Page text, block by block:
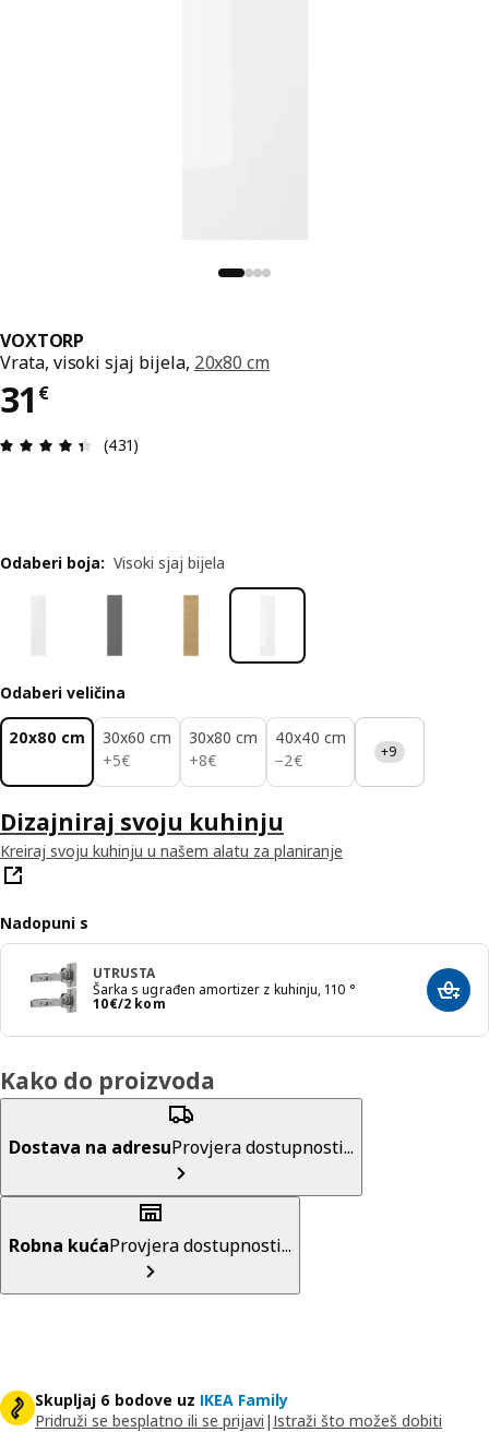
VOXTORP
Vrata, visoki sjaj bijela, 20x80 cm
31 €
Cijena 31€
Ocjena i recenzija: 4.4 od 5 zvjezdica. Ukupno
(431)
Odaberi boja: Visoki sjaj bijela
Odaberi veličina
20x80 cm
30x60 cm
+5€
5€
30x80 cm
+8€
8€
40x40 cm
−2€
2€ +9
Dizajniraj svoju kuhinju
Kreiraj svoju kuhinju u našem alatu za planiranje
Nadopuni s
UTRUSTA
Šarka s ugrađen amortizer z kuhinju, 110 °
10€/2 kom
Cijena 10€/2 kom
Kako do proizvoda
Dostava na adresuProvjera dostupnosti...
Robna kućaProvjera dostupnosti...
Skupljaj 6 bodove uz IKEA Family
Pridruži se besplatno ili se prijavi | Istraži što možeš dobiti